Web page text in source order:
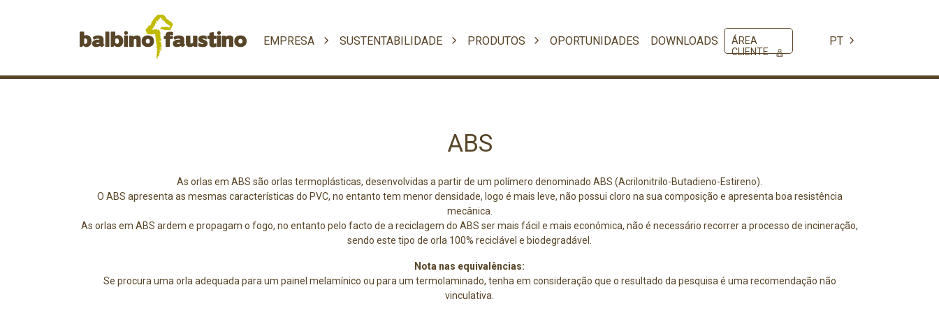
EMPRESA SUSTENTABILIDADE PRODUTOS OPORTUNIDADES DOWNLOADS
ÁREA
CLIENTE
PT
ABS
As orlas em ABS são orlas termoplásticas, desenvolvidas a partir de um polímero denominado ABS (Acrilonitrilo-Butadieno-Estireno).
O ABS apresenta as mesmas características do PVC, no entanto tem menor densidade, logo é mais leve, não possui cloro na sua composição e apresenta boa resistência
mecânica.
As orlas em ABS ardem e propagam o fogo, no entanto pelo facto de a reciclagem do ABS ser mais fácil e mais económica, não é necessário recorrer a processo de incineração,
sendo este tipo de orla 100% reciclável e biodegradável.
Nota nas equivalências:
Se procura uma orla adequada para um painel melamínico ou para um termolaminado, tenha em consideração que o resultado da pesquisa é uma recomendação não
vinculativa.